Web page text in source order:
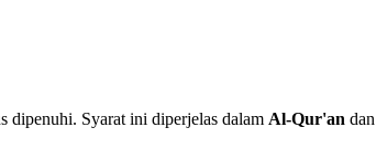
dipenuhi. Syarat ini diperjelas dalam Al-Qur'an dan